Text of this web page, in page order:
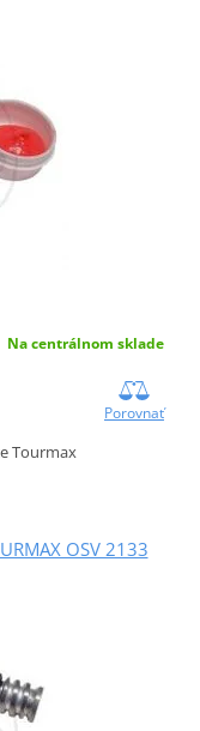
Na centrálnom sklade
Porovnať
Tourmax
OSV 2133